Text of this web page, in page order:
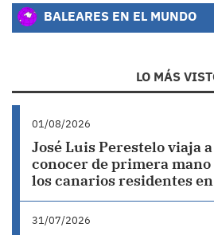
BALEARES EN EL MUNDO
LO MÁS
01/08/2026
José Luis Perestelo viaja
conocer de primera
los canarios residentes
31/07/2026